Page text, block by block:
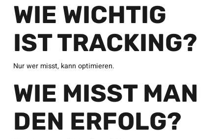
WIE WICHTIG
IST TRACKING?
Nur wer misst, kann optimieren.
WIE MISST MAN
DEN ERFOLG?